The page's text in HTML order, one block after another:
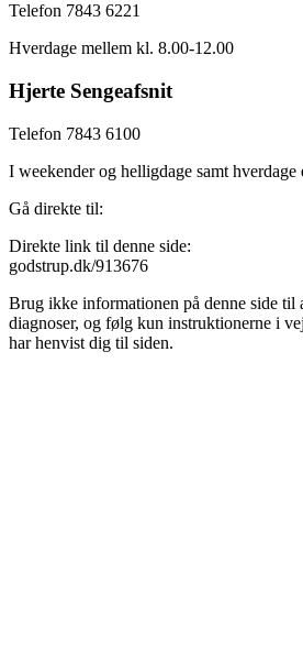
Telefon 7843 6221
Hverdage mellem kl. 8.00-12.00
Hjerte Sengeafsnit
Telefon 7843 6100
I weekender og helligdage samt
Gå direkte til:
Direkte link til denne side:
godstrup.dk/913676
Brug ikke informationen på denne side til
diagnoser, og følg kun instruktionerne i
har henvist dig til siden.